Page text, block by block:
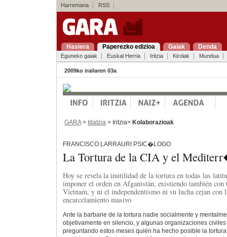
Harremana RSS
Hasiera Paperezko edizioa Gaiak Denda
Eguneko gaiak Euskal Herria Iritzia Kirolak Mundua
2009ko irailaren 03a
GARA> Idatzia > Iritzia> Kolaborazioak
FRANCISCO LARRAURI PSIC�LOGO
La Tortura de la CIA y el
Hoy se revela la inutilidad de la tortura en todas las
imponer el orden en Afganistán, existiendo también con
Vietnam, y ni el independentismo ni su lucha cejan con
encarcelamiento masivo
Ante la barbarie de la tortura nadie socialmente y
objetivamente en silencio, y algunas organizaciones
preguntando estos meses quién ha hecho posible la